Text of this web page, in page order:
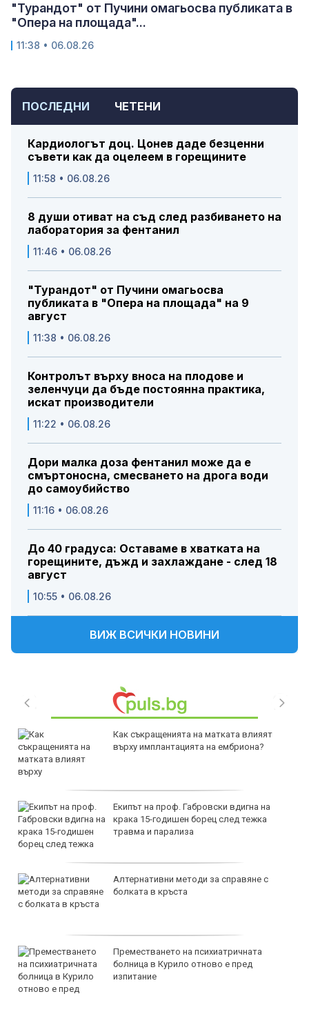
ПОСЛЕДНИ ЧЕТЕНИ
Кардиологът доц. Цонев даде безценни
съвети как да оцелеем в горещините
11:58 • 06.08.26
8 души отиват на съд след разбиването на
лаборатория за фентанил
11:46 • 06.08.26
"Турандот" от Пучини омагьосва
публиката в "Опера на площада" на 9
август
11:38 • 06.08.26
Контролът върху вноса на плодове и
зеленчуци да бъде постоянна практика,
искат производители
11:22 • 06.08.26
Дори малка доза фентанил може да е
смъртоносна, смесването на дрога води
до самоубийство
11:16 • 06.08.26
До 40 градуса: Оставаме в хватката на
горещините, дъжд и захлаждане - след 18
август
10:55 • 06.08.26
ВИЖ ВСИЧКИ НОВИНИ
Как съкращенията на матката влияят
върху имплантацията на ембриона?
Екипът на проф. Габровски вдигна на
крака 15-годишен борец след тежка
травма и парализа
Алтернативни методи за справяне с
болката в кръста
Преместването на психиатричната
болница в Курило отново е пред
изпитание
"Турандот" от Пучини омагьосва публиката в
"Опера на площада"...
11:38 • 06.08.26